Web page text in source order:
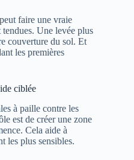
faire une vraie
Une levée plus
couverture du sol. Et
les premières
ciblée
à paille contre les
est de créer une zone
Cela aide à
les plus sensibles.